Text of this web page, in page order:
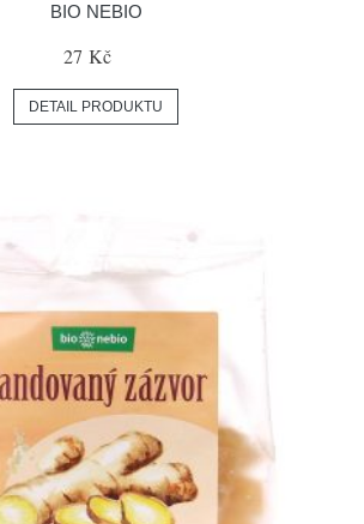
BIO NEBIO
27 Kč
DETAIL PRODUKTU